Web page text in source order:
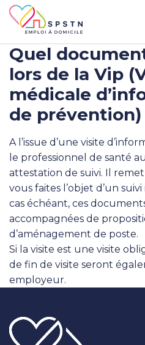
Quel
lors de la Vip
médicale
de prévention)
A l’issue d’une visite
le professionnel de santé
attestation de suivi. Il remet
vous faites l’objet d’un
cas échéant, ces
accompagnées de
d’aménagement de poste.
Si la visite est une visite
de fin de visite seront
employeur.